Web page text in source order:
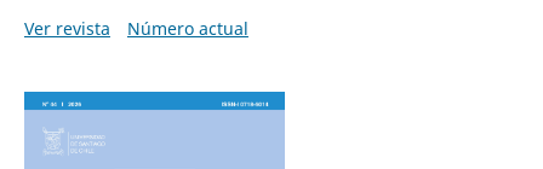
Ver revista
Número actual